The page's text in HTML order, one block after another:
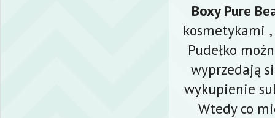
Boxy Pure
kosmetykami
Pudełko
wyprzedają
wykupienie
Wtedy co